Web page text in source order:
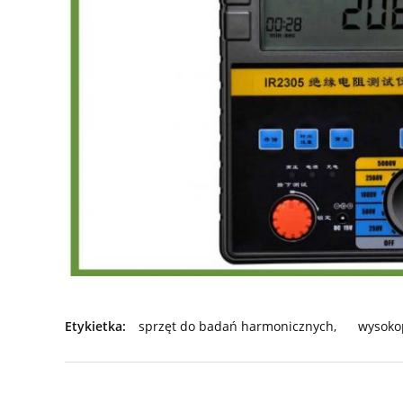
Etykietka: sprzęt do badań harmonicznych,